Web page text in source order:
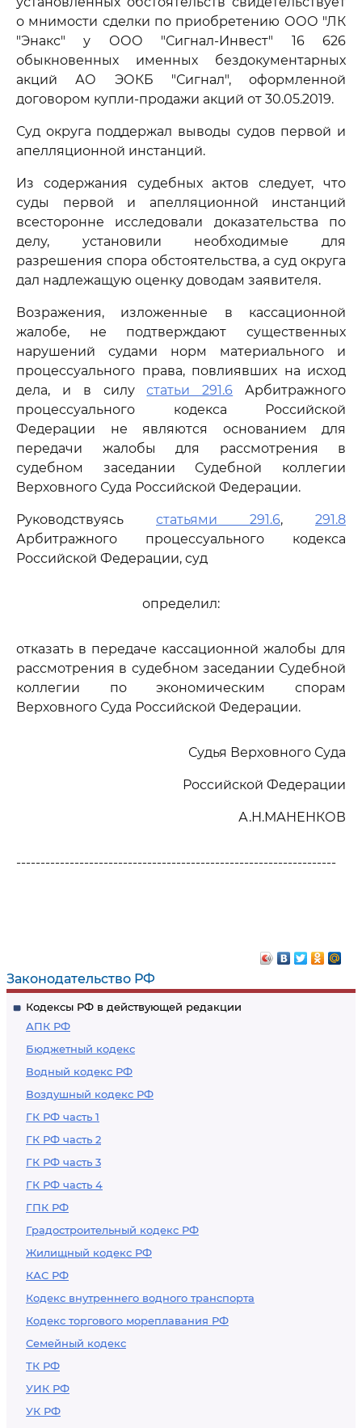
Законодательство РФ
Кодексы РФ в действующей редакции
АПК РФ
Бюджетный кодекс
Водный кодекс РФ
Воздушный кодекс РФ
ГК РФ часть 1
ГК РФ часть 2
ГК РФ часть 3
ГК РФ часть 4
ГПК РФ
Градостроительный кодекс РФ
Жилищный кодекс РФ
КАС РФ
Кодекс внутреннего водного транспорта
Кодекс торгового мореплавания РФ
Семейный кодекс
ТК РФ
УИК РФ
УК РФ
о мнимости сделки по приобретению ООО "ЛК
"Энакс" у ООО "Сигнал-Инвест" 16 626
обыкновенных именных бездокументарных
акций АО ЭОКБ "Сигнал", оформленной
договором купли-продажи акций от 30.05.2019.
Суд округа поддержал выводы судов первой и
апелляционной инстанций.
Из содержания судебных актов следует, что
суды первой и апелляционной инстанций
всесторонне исследовали доказательства по
делу, установили необходимые для
разрешения спора обстоятельства, а суд округа
дал надлежащую оценку доводам заявителя.
Возражения, изложенные в кассационной
жалобе, не подтверждают существенных
нарушений судами норм материального и
процессуального права, повлиявших на исход
дела, и в силустатьи 291.6 Арбитражного
процессуального кодекса Российской
Федерации не являются основанием для
передачи жалобы для рассмотрения в
судебном заседании Судебной коллегии
Верховного Суда Российской Федерации.
Руководствуясь статьями 291.6, 291.8
Арбитражного процессуального кодекса
Российской Федерации, суд
определил:
отказать в передаче кассационной жалобы для
рассмотрения в судебном заседании Судебной
коллегии по экономическим спорам
Верховного Суда Российской Федерации.
Судья Верховного Суда
Российской Федерации
А.Н.МАНЕНКОВ
------------------------------------------------------------------